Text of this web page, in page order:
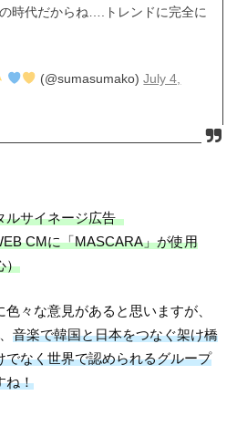
時代だからね….トレンドに完全に
(@sumasumako)July 4,
ルサイネージ広告
CMに「MASCARA」が使用
）
々な意見があると思いますが、
音楽で韓国と日本をつなぐ架け橋
でなく世界で認められるグループ
ね！